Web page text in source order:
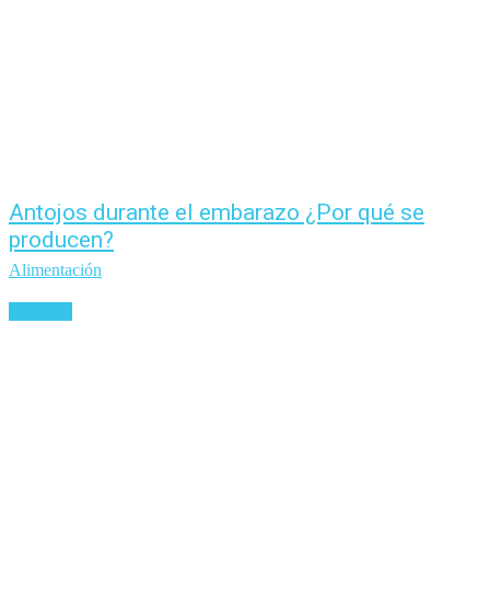
Antojos durante el embarazo ¿Por qué se
producen?
Alimentación